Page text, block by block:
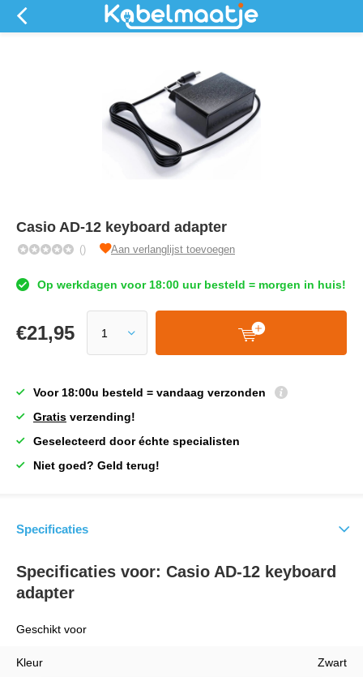
Casio AD-12 keyboard adapter
() Aan verlanglijst toevoegen
Op werkdagen voor 18:00 uur besteld = morgen in huis!
€21,95
Voor 18:00u besteld = vandaag verzonden
Gratis verzending!
Geselecteerd door échte specialisten
Niet goed? Geld terug!
Specificaties
Specificaties voor: Casio AD-12 keyboard
adapter
Geschikt voor
Kleur Zwart